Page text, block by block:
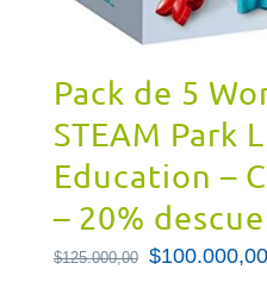
Pack de 5
STEAM Park
Education –
– 20%
$125.000,00 El
$100.000,00